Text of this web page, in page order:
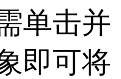
单击并
即可将